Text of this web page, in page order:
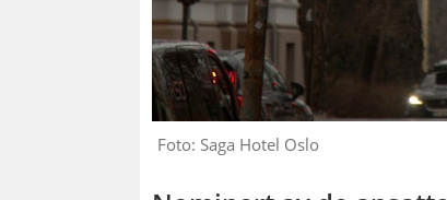
Foto: Saga Hotel Oslo